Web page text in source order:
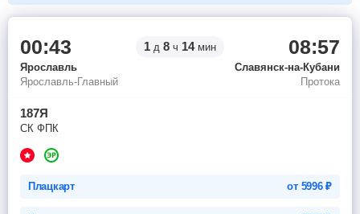
00:43 1 д 8 ч 14мин 08:57
Ярославль
Славянск-на-Кубани
Ярославль-Главный
Протока
187Я
СК ФПК
Плацкарт от 5996₽